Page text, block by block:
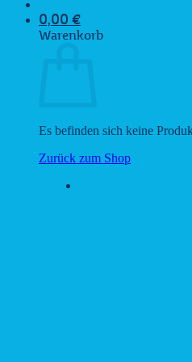
0,00 €
Warenkorb
Es befinden sich keine
Zurück zum Shop